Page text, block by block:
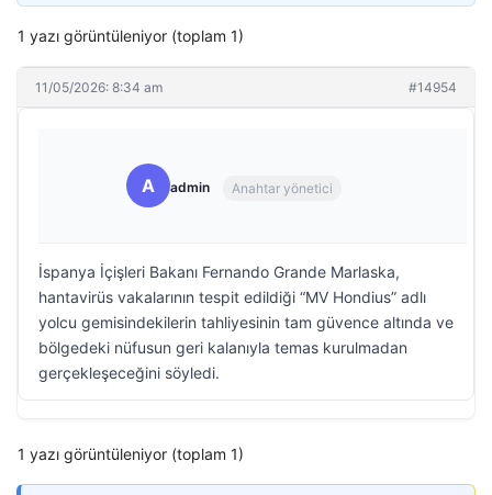
1 yazı görüntüleniyor (toplam 1)
11/05/2026: 8:34 am #14954
A admin Anahtar yönetici
İspanya İçişleri Bakanı Fernando Grande Marlaska,
hantavirüs vakalarının tespit edildiği “MV Hondius” adlı
yolcu gemisindekilerin tahliyesinin tam güvence altında ve
bölgedeki nüfusun geri kalanıyla temas kurulmadan
gerçekleşeceğini söyledi.
1 yazı görüntüleniyor (toplam 1)